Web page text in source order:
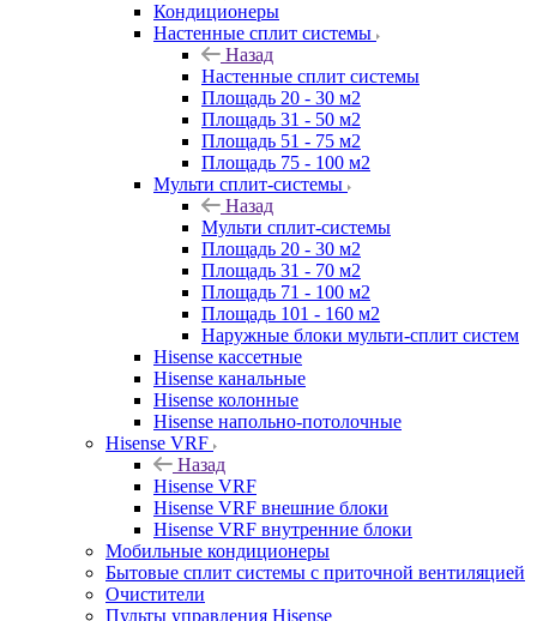
Кондиционеры
Настенные сплит системы
Назад
Настенные сплит системы
Площадь 20 - 30 м2
Площадь 31 - 50 м2
Площадь 51 - 75 м2
Площадь 75 - 100 м2
Мульти сплит-системы
Назад
Мульти сплит-системы
Площадь 20 - 30 м2
Площадь 31 - 70 м2
Площадь 71 - 100 м2
Площадь 101 - 160 м2
Наружные блоки мульти-сплит систем
Hisense кассетные
Hisense канальные
Hisense колонные
Hisense напольно-потолочные
Hisense VRF
Назад
Hisense VRF
Hisense VRF внешние блоки
Hisense VRF внутренние блоки
Мобильные кондиционеры
Бытовые сплит системы с приточной вентиляцией
Очистители
Пульты управления Hisense